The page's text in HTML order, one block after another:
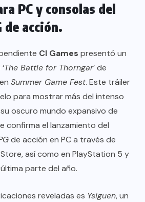
PC y consolas del
de acción.
CI Games presentó un
The Battle for Thorngar’ de
en Summer Game Fest. Este tráiler
para mostrar más del intenso
oscuro mundo expansivo de
confirma el lanzamiento del
de acción en PC a través de
, así como en PlayStation 5 y
parte del año.
reveladas es Ysiguen, un